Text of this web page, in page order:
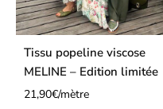
Tissu popeline viscose
MELINE – Edition limitée
21,90€/mètre